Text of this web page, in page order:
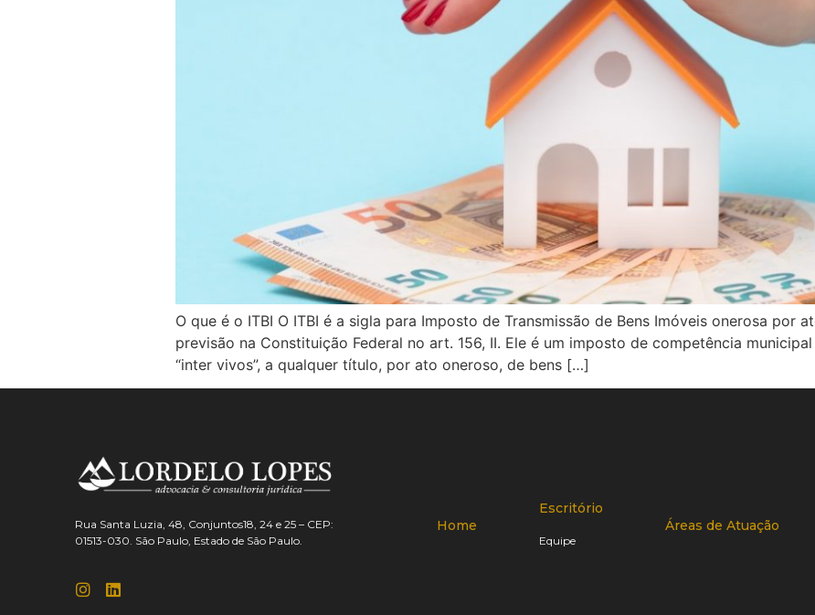
O que é o ITBI O ITBI é a sigla para Imposto de Transmissão de Bens Imóveis onerosa por
previsão na Constituição Federal no art. 156, II. Ele é um imposto de competência
“inter vivos”, a qualquer título, por ato oneroso, de bens […]
Rua Santa Luzia, 48, Conjuntos18, 24 e 25 – CEP:
01513-030. São Paulo, Estado de São Paulo.
Home
Escritório
Equipe
Áreas de Atuação